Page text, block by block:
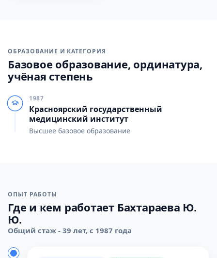
ОБРАЗОВАНИЕ И КАТЕГОРИЯ
Базовое образование, ординатура,
учёная степень
1987
Красноярский государственный
медицинский институт
Высшее базовое образование
ОПЫТ РАБОТЫ
Где и кем работает Бахтараева Ю.
Ю.
Общий стаж - 39 лет, с 1987 года